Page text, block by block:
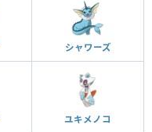
シャワーズ
ユキメノコ